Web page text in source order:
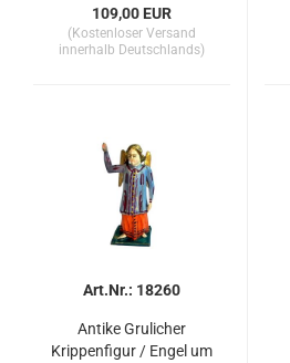
109,00 EUR
(Kostenloser Versand
innerhalb Deutschlands)
Art.Nr.: 18260
Antike Grulicher
Krippenfigur / Engel um